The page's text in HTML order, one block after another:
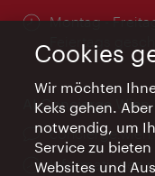
Öffnungszeiten:
Montag -
Feiertags
AI Concierge Wien
Ort:
Öffnungszeiten:
Informationen
Cookies
Wir möchten
Keks gehen.
notwendig, um
Service zu
Websites und